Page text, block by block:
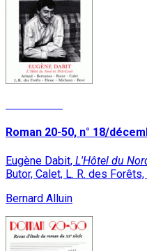
Roman 20-50, n° 18/
Eugène Dabit, L'Hôtel du
Butor, Calet, L. R. des
Bernard Alluin